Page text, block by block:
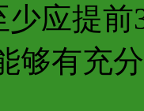
应提
够有充